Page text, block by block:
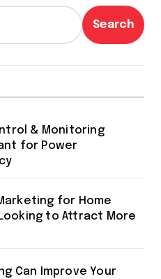
Search
& Monitoring
for Power
for Home
to Attract More
Can Improve Your